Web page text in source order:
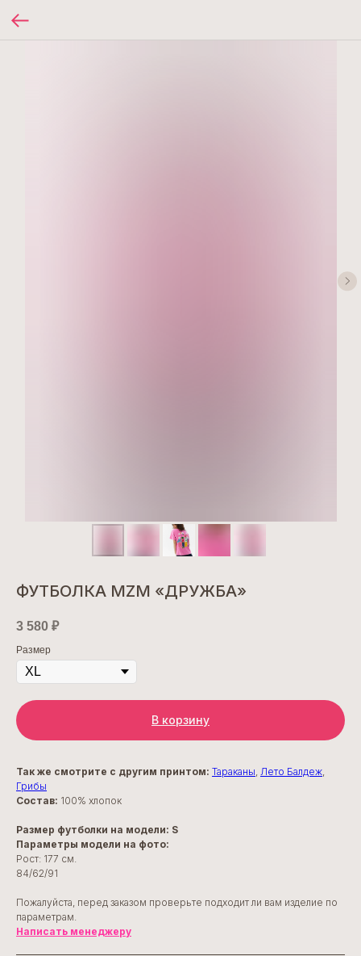
ФУТБОЛКА MZM «ДРУЖБА»
3 580 ₽
Размер
В корзину
Так же смотрите c другим принтом: Тараканы, Лето Балдеж,
Грибы
Состав: 100% хлопок
Размер футболки на модели: S
Параметры модели на фото:
Рост: 177 см.
84/62/91
Пожалуйста, перед заказом проверьте подходит ли вам изделие по
параметрам.
Написать менеджеру